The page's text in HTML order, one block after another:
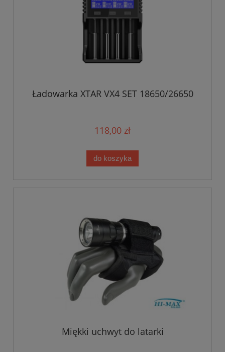
Ładowarka XTAR VX4 SET 18650/26650
118,00 zł
do koszyka
Miękki uchwyt do latarki